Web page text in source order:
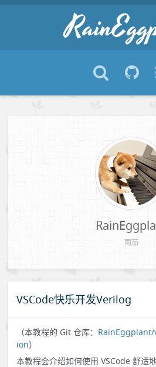
雨茄
VSCode快乐开发Verilog
（本教程的 Git 仓库：
ion）
本教程会介绍如何使用 VSCode 舒适